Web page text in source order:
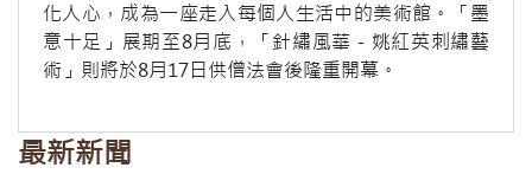
化人心，成為一座走入每個人生活中的美術館。「墨
意十足」展期至8月底，「針繡風華－姚紅英刺繡藝
術」則將於8月17日供僧法會後隆重開幕。
最新新聞